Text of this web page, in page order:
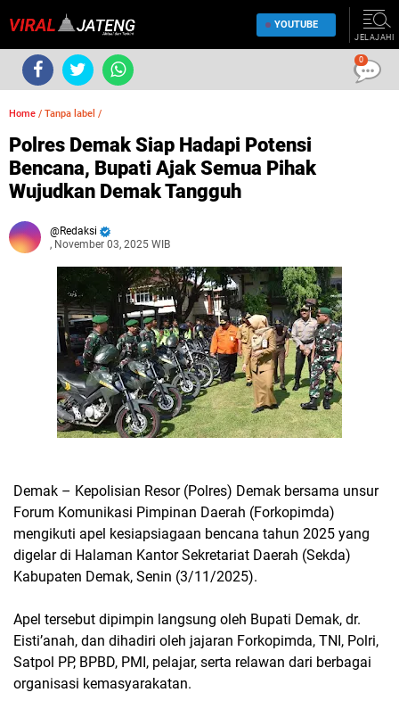
YOUTUBE
JELAJAHI
Home / Tanpa label /
Polres Demak Siap Hadapi Potensi
Bencana, Bupati Ajak Semua Pihak
Wujudkan Demak Tangguh
Redaksi
, November 03, 2025 WIB
Demak – Kepolisian Resor (Polres) Demak bersama unsur
Forum Komunikasi Pimpinan Daerah (Forkopimda)
mengikuti apel kesiapsiagaan bencana tahun 2025 yang
digelar di Halaman Kantor Sekretariat Daerah (Sekda)
Kabupaten Demak, Senin (3/11/2025).
Apel tersebut dipimpin langsung oleh Bupati Demak, dr.
Eisti’anah, dan dihadiri oleh jajaran Forkopimda, TNI, Polri,
Satpol PP, BPBD, PMI, pelajar, serta relawan dari berbagai
organisasi kemasyarakatan.
0